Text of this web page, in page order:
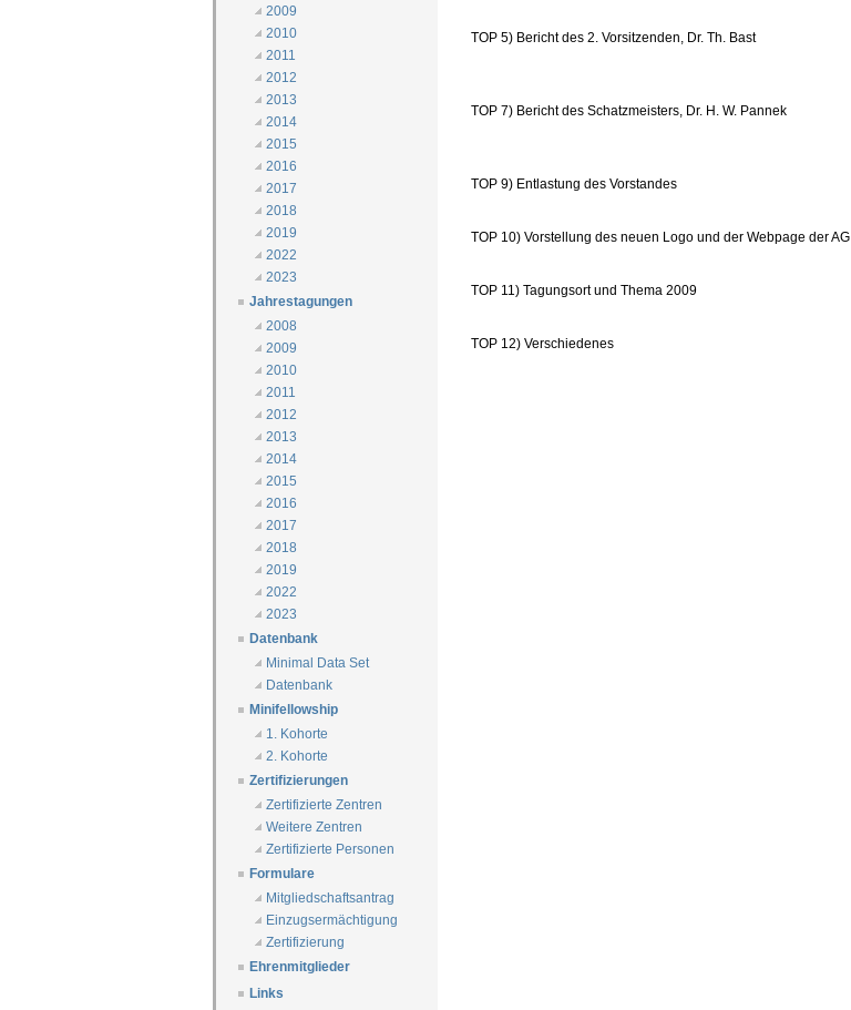
2009
2010
2011
2012
2013
2014
2015
2016
2017
2018
2019
2022
2023
Jahrestagungen
2008
2009
2010
2011
2012
2013
2014
2015
2016
2017
2018
2019
2022
2023
Datenbank
Minimal Data Set
Datenbank
Minifellowship
1. Kohorte
2. Kohorte
Zertifizierungen
Zertifizierte Zentren
Weitere Zentren
Zertifizierte Personen
Formulare
Mitgliedschaftsantrag
Einzugsermächtigung
Zertifizierung
Ehrenmitglieder
Links
TOP 5) Bericht des 2. Vorsitzenden, Dr. Th. Bast
TOP 7) Bericht des Schatzmeisters, Dr. H. W. Pannek
TOP 9) Entlastung des Vorstandes
TOP 10) Vorstellung des neuen Logo und der Webpage der AG
TOP 11) Tagungsort und Thema 2009
TOP 12) Verschiedenes